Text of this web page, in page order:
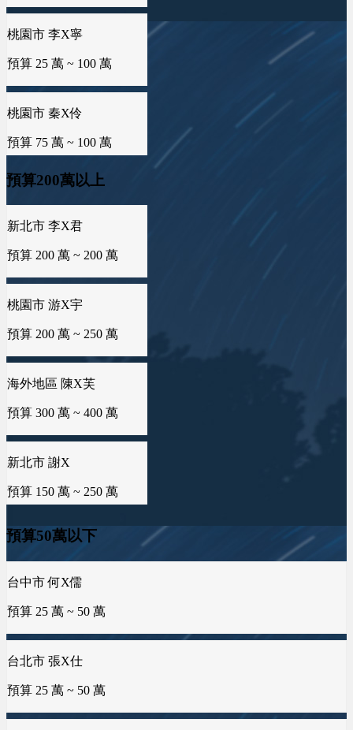
預算 25 萬 ~ 50 萬
預算 25 萬 ~ 50 萬
新北市 黃X姐
預算 25 萬 ~ 50 萬
台南市 曾X靖
預算 25 萬 ~ 50 萬
台中市 李X毓
預算 50 萬 ~ 50 萬
雲林縣 林X慧
預算 25 萬 ~ 50 萬
桃園市 曾X婷
預算 25 萬 ~ 50 萬
預算 25 萬 ~ 50 萬
台中市 何X儒
預算 25 萬 ~ 50 萬
桃園市 秦X伶
預算 75 萬 ~ 100 萬
海外地區 MXo
預算 25 萬 ~ 100 萬
屏東縣 潘X瑜
預算 100 萬 ~ 150 萬
預算 100 萬 ~ 150 萬
預算 100 萬 ~ 150 萬
預算 50 萬 ~ 100 萬
新竹市 EXc
預算 100 萬 ~ 100 萬
彰化縣 詹X任
預算 25 萬 ~ 100 萬
基隆市 胡X姐
預算 50 萬 ~ 100 萬
預算200萬以上
桃園市 游X宇
預算 200 萬 ~ 250 萬
海外地區 陳X芙
預算 300 萬 ~ 400 萬
新北市 謝X
預算 150 萬 ~ 250 萬
新竹縣 林X峨
預算 100 萬 ~ 200 萬
台南市 周X臣
桃園市 李X洋
新北市 蕭X微
預算50萬以下
台北市 張X仕
預算 25 萬 ~ 50 萬
台中市 吳X玄
預算 25 萬 ~ 50 萬